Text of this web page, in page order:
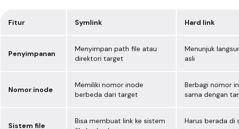
Fitur Symlink Hard link
Penyimpanan
Menyimpan path file atau
direktori target
Menunjuk
asli
Nomor inode
Memiliki nomor inode
berbeda dari target
Berbagi nomor
sama dengan
Sistem file
Bisa membuat link ke sistem
Harus berada di